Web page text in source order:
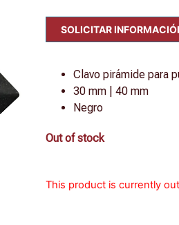
SOLICITAR
Clavo pirámide para
30 mm | 40 mm
Negro
Out of stock
This product is currently